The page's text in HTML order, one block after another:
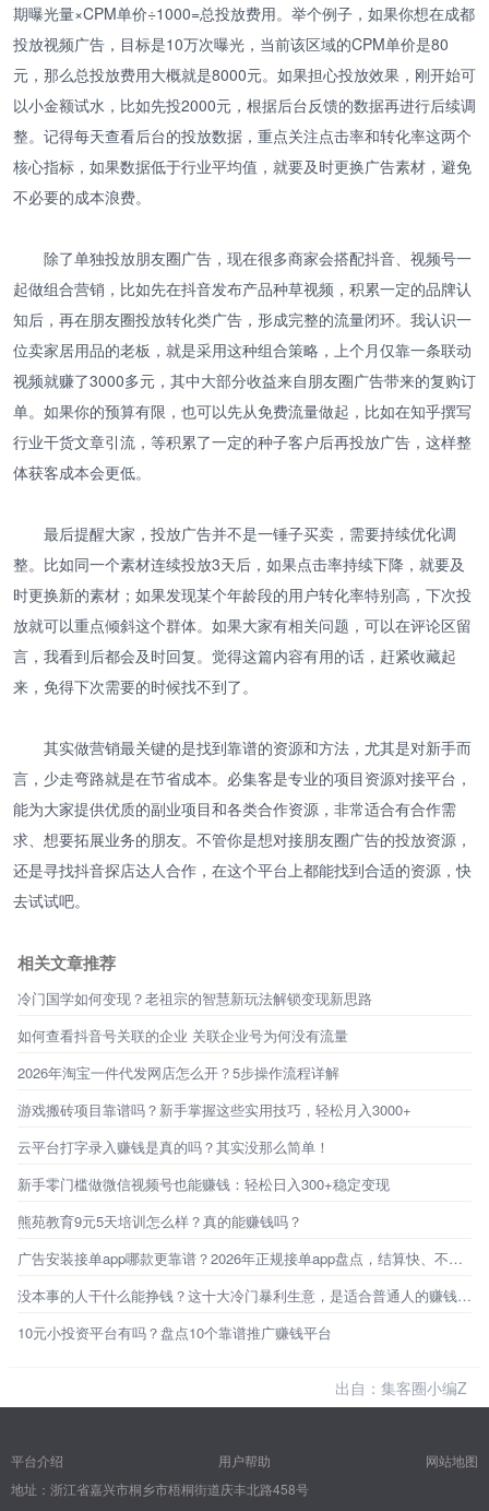
期曝光量×CPM单价÷1000=总投放费用。举个例子，如果你想在成都
投放视频广告，目标是10万次曝光，当前该区域的CPM单价是80
元，那么总投放费用大概就是8000元。如果担心投放效果，刚开始可
以小金额试水，比如先投2000元，根据后台反馈的数据再进行后续调
整。记得每天查看后台的投放数据，重点关注点击率和转化率这两个
核心指标，如果数据低于行业平均值，就要及时更换广告素材，避免
不必要的成本浪费。
除了单独投放朋友圈广告，现在很多商家会搭配抖音、视频号一
起做组合营销，比如先在抖音发布产品种草视频，积累一定的品牌认
知后，再在朋友圈投放转化类广告，形成完整的流量闭环。我认识一
位卖家居用品的老板，就是采用这种组合策略，上个月仅靠一条联动
视频就赚了3000多元，其中大部分收益来自朋友圈广告带来的复购订
单。如果你的预算有限，也可以先从免费流量做起，比如在知乎撰写
行业干货文章引流，等积累了一定的种子客户后再投放广告，这样整
体获客成本会更低。
最后提醒大家，投放广告并不是一锤子买卖，需要持续优化调
整。比如同一个素材连续投放3天后，如果点击率持续下降，就要及
时更换新的素材；如果发现某个年龄段的用户转化率特别高，下次投
放就可以重点倾斜这个群体。如果大家有相关问题，可以在评论区留
言，我看到后都会及时回复。觉得这篇内容有用的话，赶紧收藏起
来，免得下次需要的时候找不到了。
其实做营销最关键的是找到靠谱的资源和方法，尤其是对新手而
言，少走弯路就是在节省成本。必集客是专业的项目资源对接平台，
能为大家提供优质的副业项目和各类合作资源，非常适合有合作需
求、想要拓展业务的朋友。不管你是想对接朋友圈广告的投放资源，
还是寻找抖音探店达人合作，在这个平台上都能找到合适的资源，快
去试试吧。
相关文章推荐
冷门国学如何变现？老祖宗的智慧新玩法解锁变现新思路
如何查看抖音号关联的企业 关联企业号为何没有流量
2026年淘宝一件代发网店怎么开？5步操作流程详解
游戏搬砖项目靠谱吗？新手掌握这些实用技巧，轻松月入3000+
云平台打字录入赚钱是真的吗？其实没那么简单！
新手零门槛做微信视频号也能赚钱：轻松日入300+稳定变现
熊苑教育9元5天培训怎么样？真的能赚钱吗？
广告安装接单app哪款更靠谱？2026年正规接单app盘点，结算快、不踩坑！
没本事的人干什么能挣钱？这十大冷门暴利生意，是适合普通人的赚钱机会
10元小投资平台有吗？盘点10个靠谱推广赚钱平台
出自：集客圈小编Z
平台介绍 用户帮助
网站地图
地址：浙江省嘉兴市桐乡市梧桐街道庆丰北路458号